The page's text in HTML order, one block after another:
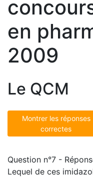
en
2009
Le QCM
Montrer les réponses
correctes
Question n°7 -
Lequel de ces